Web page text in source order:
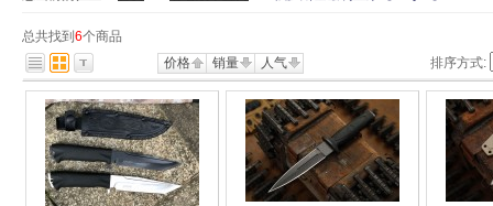
总共找到 6个商品
价格
销量 人气 排序方式: